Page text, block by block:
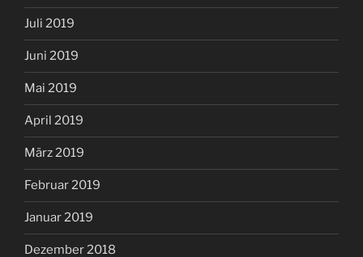
Juli 2019
Juni 2019
Mai 2019
April 2019
März 2019
Februar 2019
Januar 2019
Dezember 2018